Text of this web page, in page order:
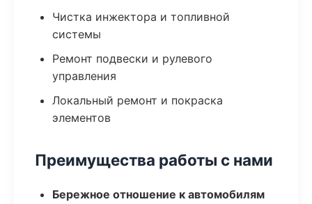
Чистка инжектора и топливной
системы
Ремонт подвески и рулевого
управления
Локальный ремонт и покраска
элементов
Преимущества работы с нами
Бережное отношение к автомобилям